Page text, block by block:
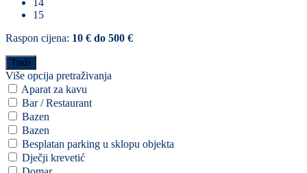
14
15
Raspon cijena: 10 € do 500 €
Više opcija pretraživanja
Aparat za kavu
Bar / Restaurant
Bazen
Bazen
Besplatan parking u sklopu objekta
Dječji krevetić